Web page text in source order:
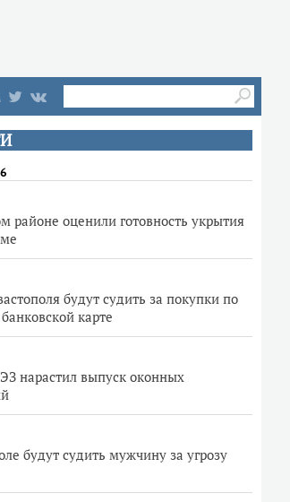
районе оценили готовность укрытия
будут судить за покупки по
карте
нарастил выпуск оконных
будут судить мужчину за угрозу